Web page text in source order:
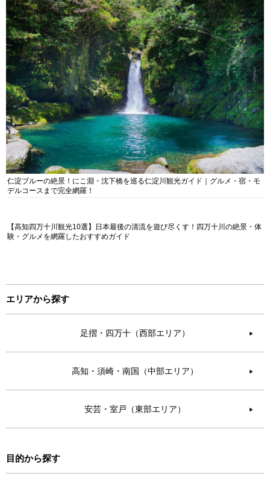
仁淀ブルーの絶景！にこ淵・沈下橋を巡る仁淀川観光ガイド｜グルメ・宿・モ
デルコースまで完全網羅！
【高知四万十川観光10選】日本最後の清流を遊び尽くす！四万十川の絶景・体
験・グルメを網羅したおすすめガイド
エリアから探す
足摺・四万十（西部エリア） ▶︎
高知・須崎・南国（中部エリア） ▶︎
安芸・室戸（東部エリア） ▶︎
目的から探す